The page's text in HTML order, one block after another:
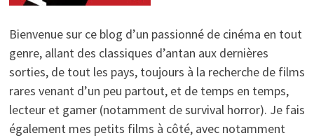
Bienvenue sur ce blog d’un passionné de cinéma en tout
genre, allant des classiques d’antan aux dernières
sorties, de tout les pays, toujours à la recherche de films
rares venant d’un peu partout, et de temps en temps,
lecteur et gamer (notamment de survival horror). Je fais
également mes petits films à côté, avec notamment